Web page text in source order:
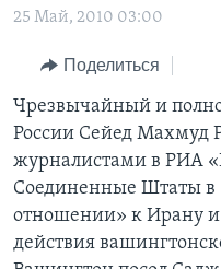
навигации
Перейти
поиск
НОВОСТИ ЗА МИНУТУ
ИТОГИ
ПОЧЕМУ ЭТО ВАЖНО?
ДИСКУССИЯ VOA
ДЕТАЛИ
НЬЮ-ЙОРК NEW YORK
АМЕРИКА. БОЛЬШОЕ
УЧИМ АНГЛИЙСКИЙ
НАША АМЕРИКАНСКАЯ
А КАК В АМЕРИКЕ?
АРТЕФАКТЫ
АМЕРИКАНСКИЕ
ТЕСТЫ
ЭКСПЕРТИЗА
ИНТЕРВЬЮ
ФАКТЫ ПРОТИВ
ЗА СВОБОДУ ПРЕССЫ
УЧИМ АНГЛИЙСКИЙ
ВИДЕО
ПОДПИСКА НА
25 Май, 2010 03:00
Поделиться
Чрезвычайный и
России Сейед Махмуд
журналистами в РИА
Соединенные Штаты в
отношении» к Ирану и
действия